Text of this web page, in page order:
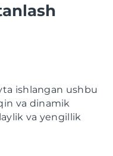
ishlangan ushbu
va dinamik
va yengillik